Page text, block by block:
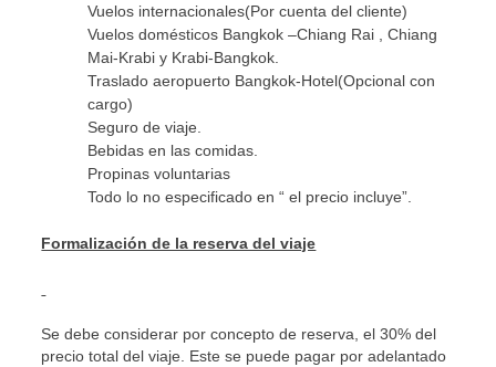
Vuelos internacionales(Por cuenta del cliente)
Vuelos domésticos Bangkok –Chiang Rai , Chiang
Mai-Krabi y Krabi-Bangkok.
Traslado aeropuerto Bangkok-Hotel(Opcional con
cargo)
Seguro de viaje.
Bebidas en las comidas.
Propinas voluntarias
Todo lo no especificado en “ el precio incluye”.
Formalización de la reserva del viaje
Se debe considerar por concepto de reserva, el 30% del
precio total del viaje. Este se puede pagar por adelantado